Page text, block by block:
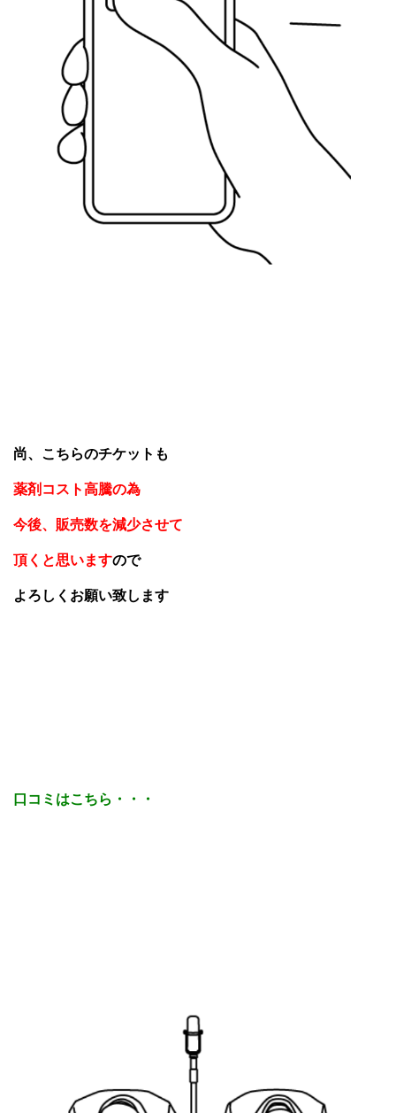
尚、こちらのチケットも
薬剤コスト高騰の為
今後、販売数を減少させて
頂くと思いますので
よろしくお願い致します
口コミはこちら・・・